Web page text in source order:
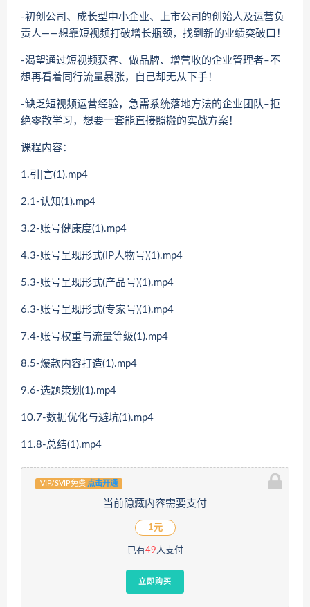
-初创公司、成长型中小企业、上市公司的创始人及运营负
责人——想靠短视频打破增长瓶颈，找到新的业绩突破口！
-渴望通过短视频获客、做品牌、增营收的企业管理者–不
想再看着同行流量暴涨，自己却无从下手！
-缺乏短视频运营经验，急需系统落地方法的企业团队–拒
绝零散学习，想要一套能直接照搬的实战方案！
课程内容：
1.引|言(1).mp4
2.1-认知(1).mp4
3.2-账号健康度(1).mp4
4.3-账号呈现形式(IP人物号)(1).mp4
5.3-账号呈现形式(产品号)(1).mp4
6.3-账号呈现形式(专家号)(1).mp4
7.4-账号权重与流量等级(1).mp4
8.5-爆款内容打造(1).mp4
9.6-选题策划(1).mp4
10.7-数据优化与避坑(1).mp4
11.8-总结(1).mp4
VIP/SVIP免费 点击开通
当前隐藏内容需要支付
1元
已有49人支付
立即购买